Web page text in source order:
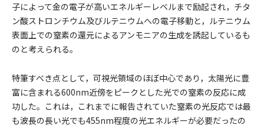
子によって金の電子が高いエネルギーレベルまで励起され，チタ
ン酸ストロンチウム及びルテニウムへの電子移動と，ルテニウム
表面上での窒素の還元によるアンモニアの生成を誘起しているも
のと考えられる。
特筆すべき点として，可視光領域のほぼ中心であり，太陽光に豊
富に含まれる600nm近傍をピークとした光での窒素の反応に成
功した。これは，これまでに報告されていた窒素の光反応では最
も波長の長い光でも455nm程度の光エネルギーが必要だったの